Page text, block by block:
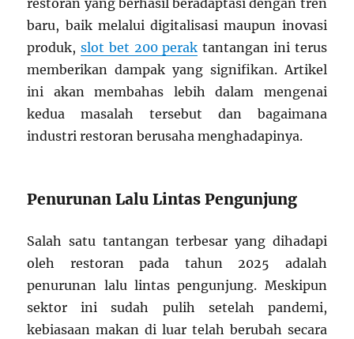
restoran yang berhasil beradaptasi dengan tren
baru, baik melalui digitalisasi maupun inovasi
produk,slot bet 200 perak tantangan ini terus
memberikan dampak yang signifikan. Artikel
ini akan membahas lebih dalam mengenai
kedua masalah tersebut dan bagaimana
industri restoran berusaha menghadapinya.
Penurunan Lalu Lintas Pengunjung
Salah satu tantangan terbesar yang dihadapi
oleh restoran pada tahun 2025 adalah
penurunan lalu lintas pengunjung. Meskipun
sektor ini sudah pulih setelah pandemi,
kebiasaan makan di luar telah berubah secara